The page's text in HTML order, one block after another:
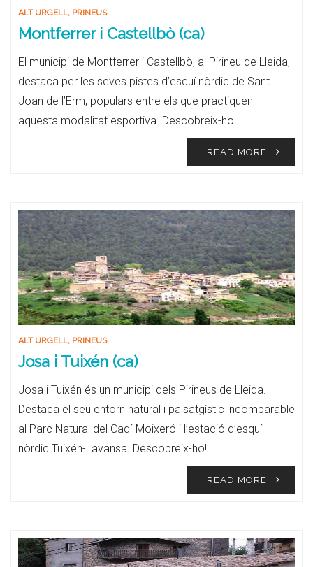
ALT URGELL, PRINEUS
Montferrer i Castellbò (ca)
El municipi de Montferrer i Castellbò, al Pirineu de Lleida,
destaca per les seves pistes d’esquí nòrdic de Sant
Joan de l’Erm, populars entre els que practiquen
aquesta modalitat esportiva. Descobreix-ho!
READ MORE
ALT URGELL, PRINEUS
Josa i Tuixén (ca)
Josa i Tuixén és un municipi dels Pirineus de Lleida.
Destaca el seu entorn natural i paisatgístic incomparable
al Parc Natural del Cadí-Moixeró i l’estació d’esquí
nòrdic Tuixén-Lavansa. Descobreix-ho!
READ MORE